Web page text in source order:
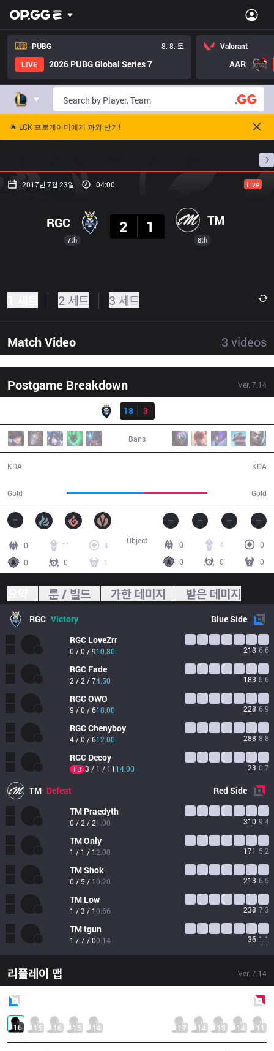
PUBG
8. 8. 토
LIVE
2026 PUBG Global Series 7
Valorant
AAR
🌟 LCK 프로게이머에게 과외 받기!
프로빌
2017년 7월 23일 04:00 Live
7th
RGC
2
1 TM
8th
2 세트 3 세트
Match Video 3 videos
Postgame Breakdown Ver. 7.14
18
3
Bans
KDA
Gold Gold
KDA
0 11
4
0
0 1
0 4
0
0
0 0
Object
룬 / 빌드 가한 데미지 받은 데미지
RGC Victory BlueSide
RGC LoveZrr
0 / 0 / 910.80 218 6.6
RGC Fade
2 / 2 / 74.50 183 5.6
RGCOWO
9 / 0 / 618.00 228 6.9
RGCChenyboy
4 / 0 / 612.00 288 8.8
RGC Decoy
FB 3 / 1 / 11 14.00 23 0.7
TM Defeat RedSide
TM Praedyth
0 / 2 / 21.00 310 9.4
TMOnly
1 / 1 / 1 2.00 171 5.2
TMShok
0 / 5 / 10.20 213 6.5
TM Low
1 / 3 / 10.66 238 7.3
TMtgun
1 / 7 / 00.14 36 1.1
리플레이 맵 Ver. 7.14
16 15 16 15 14 17 14 13 14 11